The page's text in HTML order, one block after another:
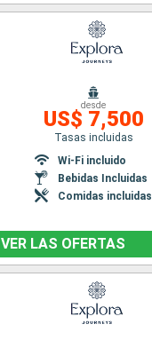
desde
US$ 7,500
Tasas incluidas
Wi-Fi incluido
Bebidas Incluidas
Comidas incluidas
VER LAS OFERTAS